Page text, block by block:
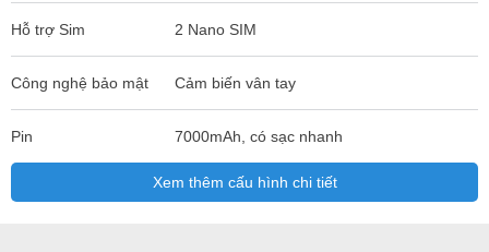
Hỗ trợ Sim 2 Nano SIM
Công nghệ bảo mật Cảm biến vân tay
Pin 7000mAh, có sạc nhanh
Xem thêm cấu hình chi tiết